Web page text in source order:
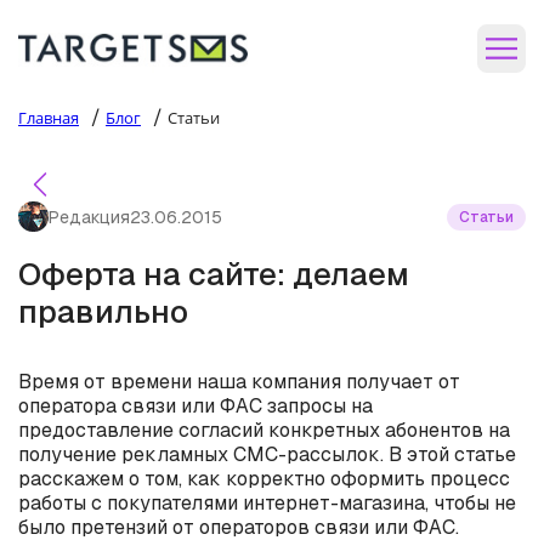
Главная / Блог / Статьи
Редакция23.06.2015 Статьи
Оферта на сайте: делаем
правильно
Время от времени наша компания получает от
оператора связи или ФАС запросы на
предоставление согласий конкретных абонентов на
получение рекламных СМС-рассылок. В этой статье
расскажем о том, как корректно оформить процесс
работы с покупателями интернет-магазина, чтобы не
было претензий от операторов связи или ФАС.